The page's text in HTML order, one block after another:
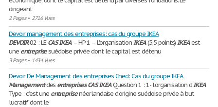
dirigeant
2 Pages• 2716 Vues
Devoir management des entreprises: cas du groupe IKEA
DEVOIR02 : LECASIKEA– HP 1 – L'organisationIKEA(5,5 points)IKEAest
une entreprisesuédoise privée dont le capital est détenu
3 Pages• 1434 Vues
Devoir De Management des entreprises Cned: Cas du groupe IKEA
Managementdes entreprises CASIKEAQuestion 1 : 1- l'organisation d’IKEA
Type : c’est une entreprisenéerlandaise d'origine suédoise privée à but
lucratif dont le